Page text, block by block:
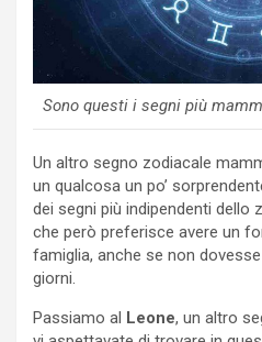
Sono questi i segni più
Un altro segno zodiacale
un qualcosa un po’
dei segni più indipendenti dello
che però preferisce avere un
famiglia, anche se non
giorni.
Passiamo al Leone, un altro